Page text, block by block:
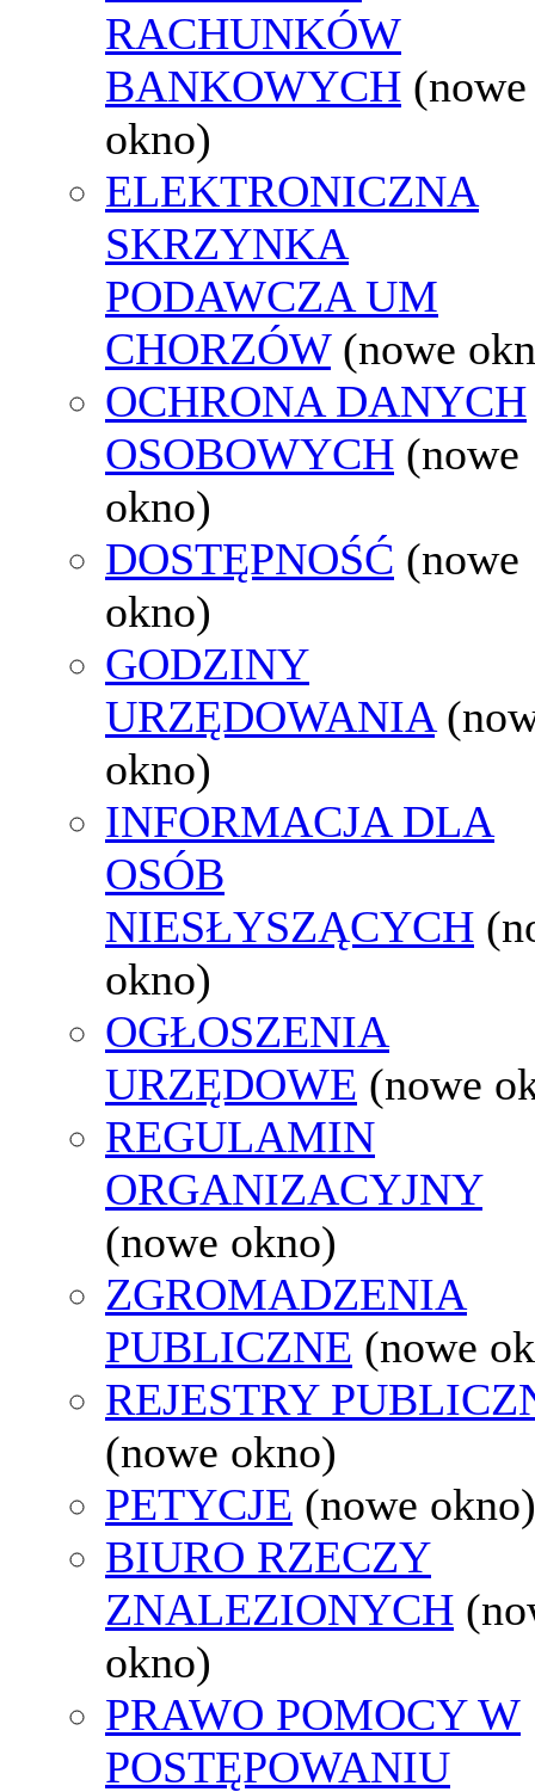
RACHUNKÓW
BANKOWYCH (nowe
okno)
ELEKTRONICZNA
SKRZYNKA
PODAWCZA UM
CHORZÓW (nowe
OCHRONA DANYCH
OSOBOWYCH (nowe
okno)
DOSTĘPNOŚĆ (nowe
okno)
GODZINY
URZĘDOWANIA
okno)
INFORMACJA DLA
OSÓB
NIESŁYSZĄCYCH
okno)
OGŁOSZENIA
URZĘDOWE (nowe
REGULAMIN
ORGANIZACYJNY
(nowe okno)
ZGROMADZENIA
PUBLICZNE (nowe
REJESTRY
(nowe okno)
PETYCJE (nowe okno)
BIURO RZECZY
ZNALEZIONYCH
okno)
PRAWO POMOCY W
POSTĘPOWANIU